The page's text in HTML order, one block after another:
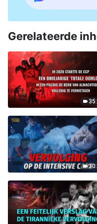
Gerelateerde